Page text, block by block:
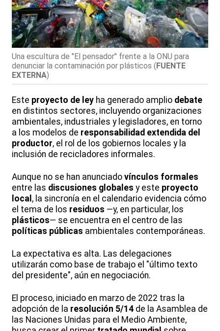
Una escultura de "El pensador" frente a la ONU para
denunciar la contaminación por plásticos ( FUENTE
EXTERNA)
Este proyecto de ley ha generado amplio debate
en distintos sectores, incluyendo organizaciones
ambientales, industriales y legisladores, en torno
a los modelos de responsabilidad extendida del
productor, el rol de los gobiernos locales y la
inclusión de recicladores informales.
Aunque no se han anunciado vínculos formales
entre las discusiones globales y este proyecto
local , la sincronía en el calendario evidencia cómo
el tema de los residuos —y, en particular, los
plásticos— se encuentra en el centro de las
políticas públicas ambientales contemporáneas.
La expectativa es alta. Las delegaciones
utilizarán como base de trabajo el "último texto
del presidente", aún en negociación.
El proceso, iniciado en marzo de 2022 tras la
adopción de la resolución 5/14 de la Asamblea de
las Naciones Unidas para el Medio Ambiente,